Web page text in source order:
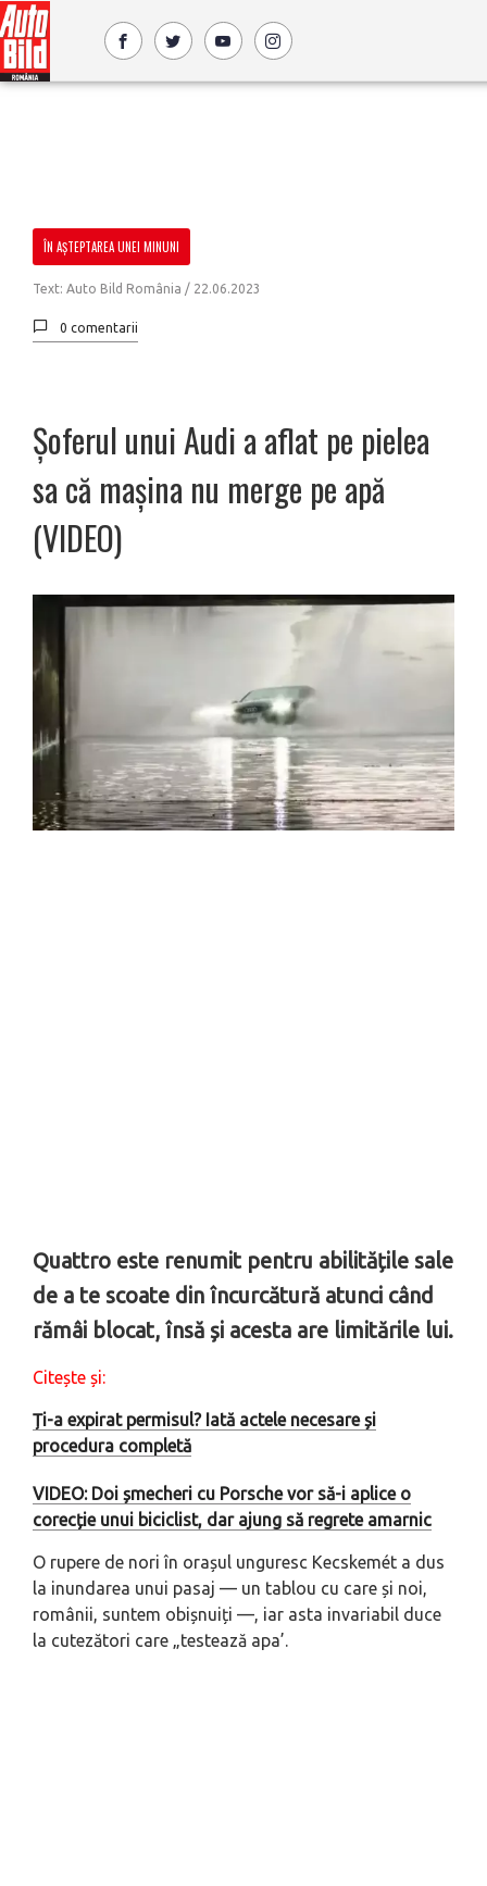
ÎN AȘTEPTAREA UNEI MINUNI
Text: Auto Bild România / 22.06.2023
0 comentarii
Șoferul unui Audi a aflat pe pielea
sa că mașina nu merge pe apă
(VIDEO)
Quattro este renumit pentru abilitățile sale
de a te scoate din încurcătură atunci când
rămâi blocat, însă și acesta are limitările lui.
Citește și:
Ți-a expirat permisul? Iată actele necesare și
procedura completă
VIDEO: Doi șmecheri cu Porsche vor să-i aplice o
corecție unui biciclist, dar ajung să regrete amarnic
O rupere de nori în orașul unguresc Kecskemét a dus
la inundarea unui pasaj — un tablou cu care și noi,
românii, suntem obișnuiți —, iar asta invariabil duce
la cutezători care „testează apa’.